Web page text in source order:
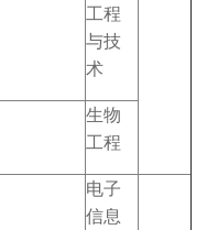
工程
与技
术
生物
工程
电子
信息